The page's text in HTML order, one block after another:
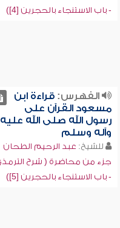
- باب الاستنجاء بالحجرين [4])
الفهرس:قراءة ابن
مسعود القرآن على
رسول الله صلى الله عليه
وآله وسلم
للشيخ: عبد الرحيم الطحان
جزء من محاضرة ( شرح
- باب الاستنجاء بالحجرين [5])